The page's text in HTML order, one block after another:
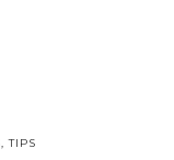
,TIPS